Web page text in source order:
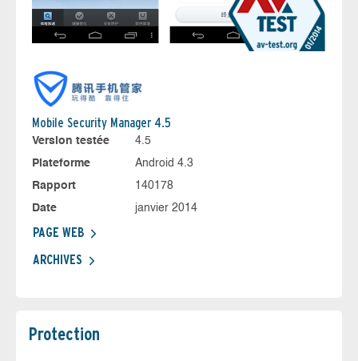
Mobile Security Manager 4.5
Version testée
4.5
Plateforme
Android 4.3
Rapport
140178
Date
janvier 2014
PAGE WEB
ARCHIVES
Protection